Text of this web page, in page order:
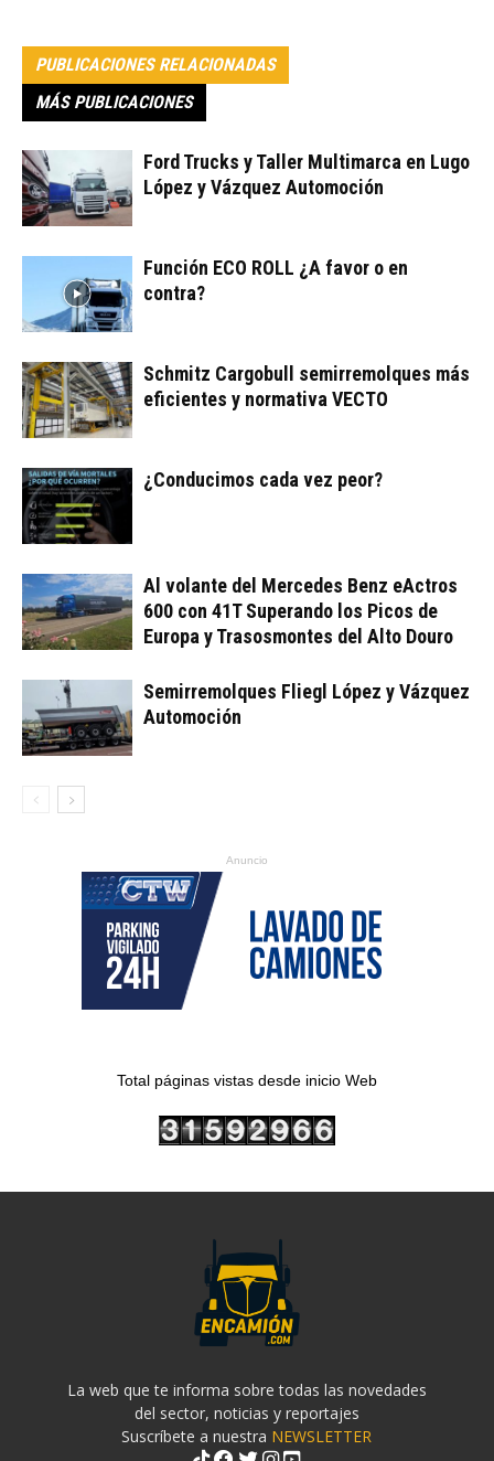
PUBLICACIONES RELACIONADAS
MÁS PUBLICACIONES
Ford Trucks y Taller Multimarca en Lugo
López y Vázquez Automoción
Función ECO ROLL ¿A favor o en
contra?
Schmitz Cargobull semirremolques más
eficientes y normativa VECTO
¿Conducimos cada vez peor?
Al volante del Mercedes Benz eActros
600 con 41T Superando los Picos de
Europa y Trasosmontes del Alto Douro
Semirremolques Fliegl López y Vázquez
Automoción
Anuncio
Total páginas vistas desde inicio Web
La web que te informa sobre todas las novedades
del sector, noticias y reportajes
Suscríbete a nuestra NEWSLETTER